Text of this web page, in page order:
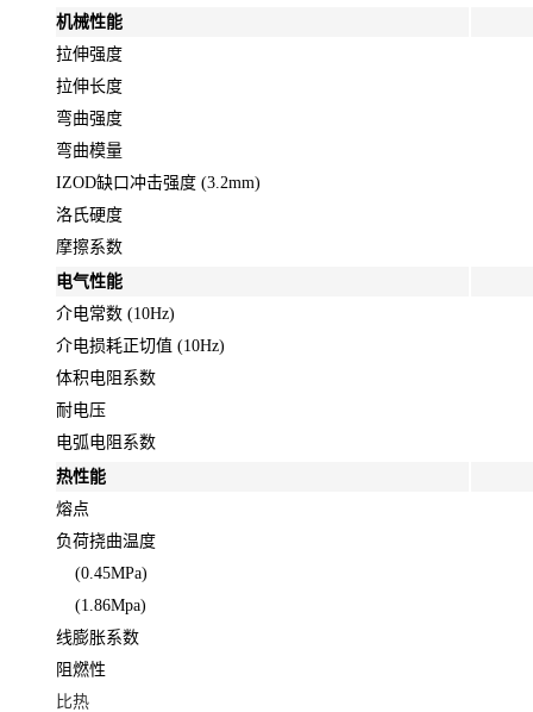
机械性能
拉伸强度
拉伸长度
弯曲强度
弯曲模量
IZOD缺口冲击强度 (3.2mm)
洛氏硬度
摩擦系数
电气性能
介电常数 (10Hz)
介电损耗正切值 (10Hz)
体积电阻系数
耐电压
电弧电阻系数
热性能
熔点
负荷挠曲温度
(0.45MPa)
(1.86Mpa)
线膨胀系数
阻燃性
比热